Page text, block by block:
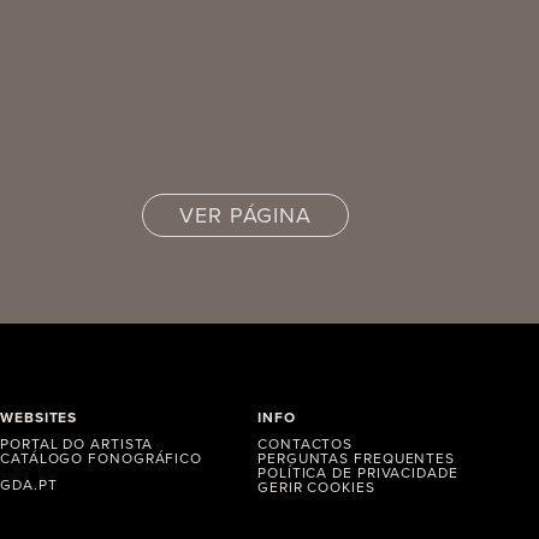
VER PÁGINA
WEBSITES
PORTAL DO ARTISTA
CATÁLOGO FONOGRÁFICO
GDA.PT
INFO
CONTACTOS
PERGUNTAS FREQUENTES
POLÍTICA DE PRIVACIDADE
GERIR COOKIES